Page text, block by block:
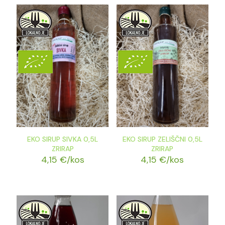
EKO SIRUP SIVKA 0,5L
ZRIRAP
4,15 €/kos
EKO SIRUP ZELIŠČNI 0,5L
ZRIRAP
4,15€/kos